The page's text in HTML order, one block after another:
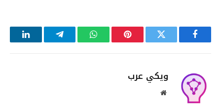
فيسبوك تويتر بينتيريستواتساب تيلقرام لينكدإن
ويكي عرب
موقع